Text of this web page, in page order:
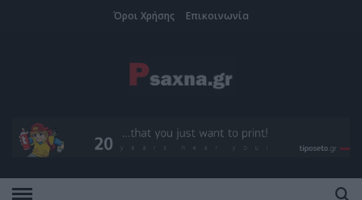
Όροι Χρήσης Επικοινωνία